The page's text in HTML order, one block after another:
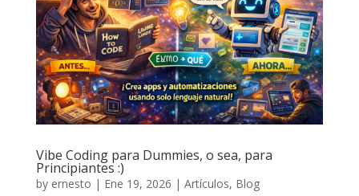
Vibe Coding para Dummies, o sea, para
Principiantes :)
by ernesto | Ene 19, 2026 | Artículos, Blog